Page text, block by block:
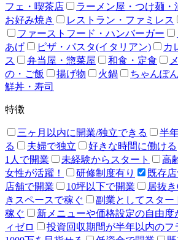
フェ・喫茶店
ラーメン屋・つけ麺・
お好み焼き
レストラン・ファミレス
ファーストフード・ハンバーガー
あげ
ピザ・パスタ(イタリアン) カ
ス
弁当屋・惣菜屋 和食・定食
の・ご飯
揚げ物 火鍋 ちゃんぽん
鮮丼・寿司
特徴
三ヶ月以内に開業/独立できる
半
る
夫婦で独立 好きな時間に働ける
1人で開業
未経験からスタート
高
女性が活躍！
研修制度有り 既存
店舗で開業
10坪以下で開業 居抜
きスペースで稼ぐ
副業としてスター
稼ぐ
新メニューや価格設定の自由度
ィゼロ
投資回収期間が半年以内のフ